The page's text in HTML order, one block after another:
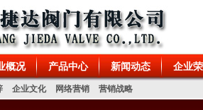
阀、排气阀、针型阀、特殊阀门、真
概况 产品中心 新闻动态 企业
企业文化 网络营销 营销战略